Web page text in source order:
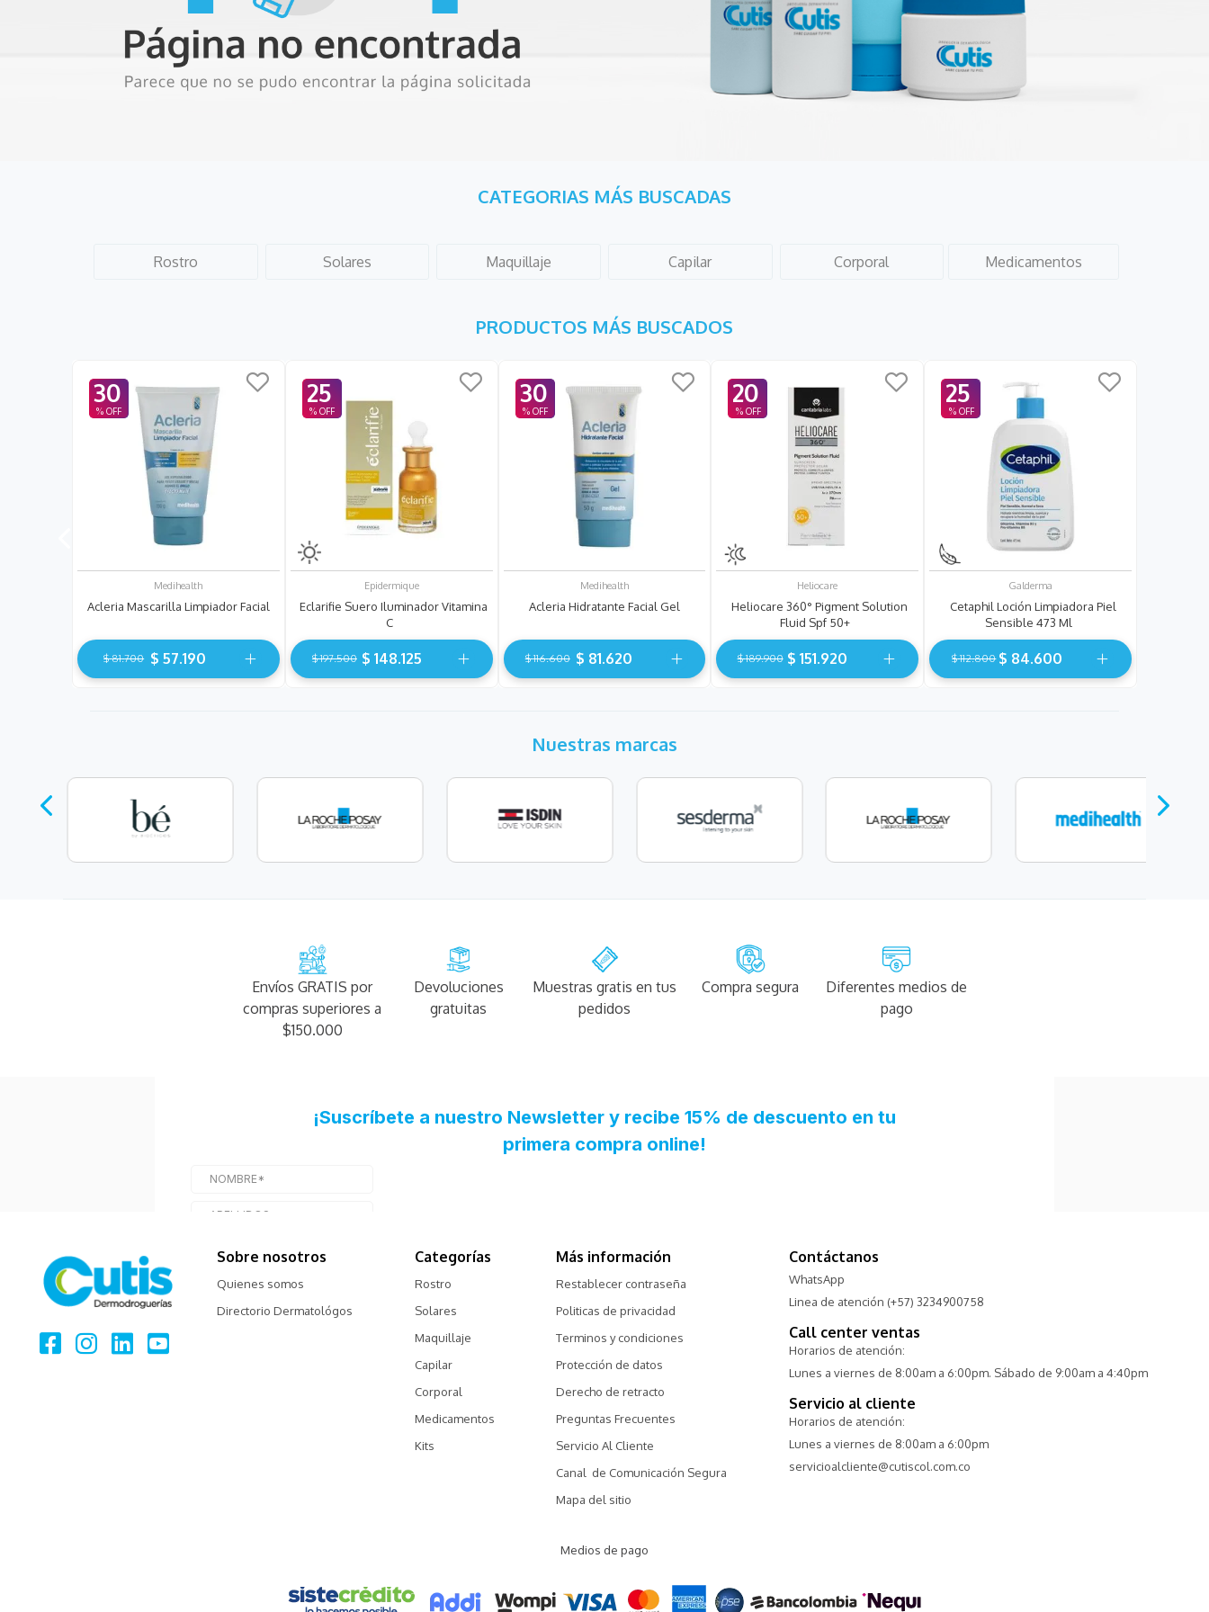
CATEGORIAS MÁS BUSCADAS
Rostro Solares Maquillaje Capilar Corporal Medicamentos
PRODUCTOS MÁS BUSCADOS
30
Medihealth
Acleria Mascarilla Limpiador Facial
$ 81.700 $ 57.190
25
Epidermique
Eclarifie Suero Iluminador Vitamina
C
$ 197.500 $ 148.125
30
Medihealth
Acleria Hidratante Facial Gel
$ 116.600 $ 81.620
20
Heliocare
Heliocare 360° Pigment Solution
Fluid Spf 50+
$ 189.900 $ 151.920
25
Galderma
Cetaphil Loción Limpiadora Piel
Sensible 473 Ml
$ 112.800 $ 84.600
Nuestras marcas
Envíos GRATIS por
compras superiores a
$150.000
Devoluciones
gratuitas
Muestras gratis en tus
pedidos
Compra segura
Diferentes medios de
pago
Sobre nosotros
Quienes somos
Directorio Dermatológos
Categorías
Rostro
Solares
Maquillaje
Capilar
Corporal
Medicamentos
Kits
Más información
Restablecer contraseña
Politicas de privacidad
Terminos y condiciones
Protección de datos
Derecho de retracto
Preguntas Frecuentes
Servicio Al Cliente
Canal  de Comunicación Segura
Mapa del sitio
Contáctanos
WhatsApp
Linea de atención (+57) 3234900758
Call center ventas
Horarios de atención:
Lunes a viernes de 8:00am a 6:00pm. Sábado de 9:00am a 4:40pm
Servicio al cliente
Horarios de atención:
Lunes a viernes de 8:00am a 6:00pm
servicioalcliente@cutiscol.com.co
Medios de pago